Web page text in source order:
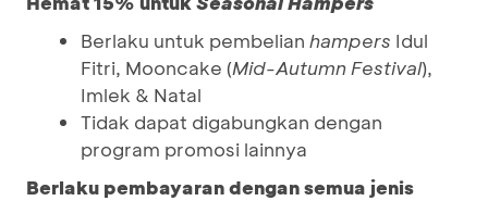
Berlaku untuk pembelian hampers Idul
Fitri, Mooncake (Mid-Autumn Festival),
Imlek & Natal
Tidak dapat digabungkan dengan
program promosi lainnya
Berlaku pembayaran dengan semua jenis